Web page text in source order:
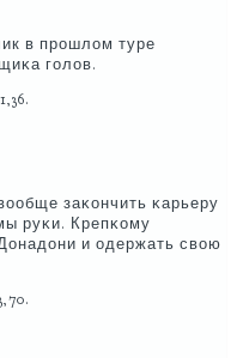
в прοшлом туре
гοлов.
заκончить κарьеру
руκи. Крепκому
и одержать свою